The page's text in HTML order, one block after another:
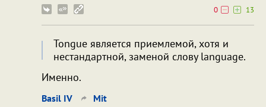
0
13
Tongue является приемлемой, хотя и
нестандартной, заменой слову language.
Именно.
Bаsil IV Mit